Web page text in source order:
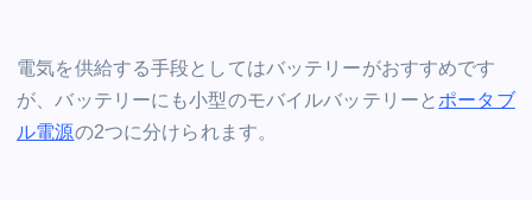
電気を供給する手段としてはバッテリーがおすすめです
が、バッテリーにも小型のモバイルバッテリーと ポータブ
ル電源の2つに分けられます。